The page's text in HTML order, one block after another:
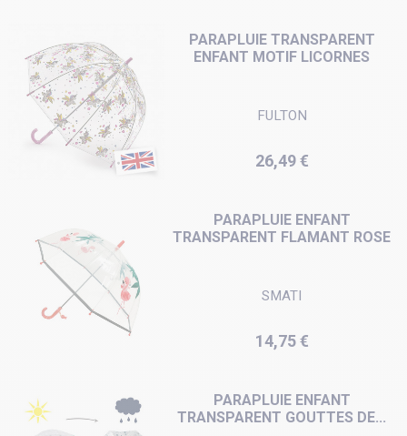
PARAPLUIE TRANSPARENT
ENFANT MOTIF LICORNES
FULTON
Prix
26,49 €
PARAPLUIE ENFANT
TRANSPARENT FLAMANT ROSE
SMATI
Prix
14,75 €
PARAPLUIE ENFANT
TRANSPARENT GOUTTES DE...